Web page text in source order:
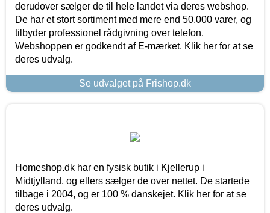
derudover sælger de til hele landet via deres webshop.
De har et stort sortiment med mere end 50.000 varer, og
tilbyder professionel rådgivning over telefon.
Webshoppen er godkendt af E-mærket. Klik her for at se
deres udvalg.
Se udvalget på Frishop.dk
Homeshop.dk har en fysisk butik i Kjellerup i
Midtjylland, og ellers sælger de over nettet. De startede
tilbage i 2004, og er 100 % danskejet. Klik her for at se
deres udvalg.